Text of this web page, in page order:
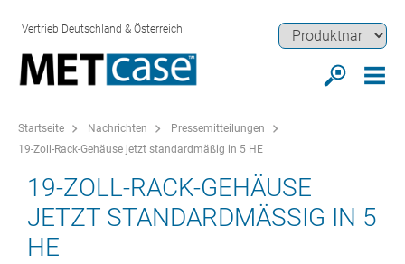
Vertrieb Deutschland & Österreich
Startseite Nachrichten
Pressemitteilungen
19-Zoll-Rack-Gehäuse jetzt standardmäßig in 5 HE
19-ZOLL-RACK-GEHÄUSE
JETZT STANDARDMÄSSIG IN 5 H
E